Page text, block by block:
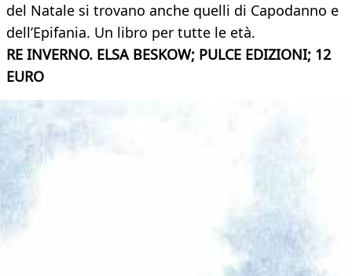
del Natale si trovano anche quelli di Capodanno e
dell’Epifania. Un libro per tutte le età.
RE INVERNO. ELSA BESKOW; PULCE EDIZIONI; 12
EURO